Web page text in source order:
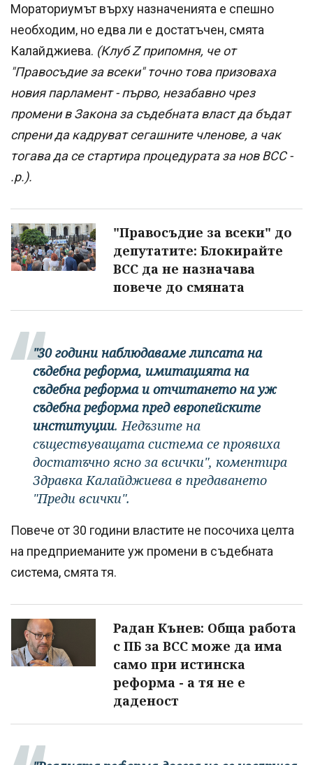
Мораториумът върху назначенията е спешно
необходим, но едва ли е достатъчен, смята
Калайджиева. (Клуб Z припомня, че от
"Правосъдие за всеки" точно това призоваха
новия парламент - първо, незабавно чрез
промени в Закона за съдебната власт да бъдат
спрени да кадруват сегашните членове, а чак
тогава да се стартира процедурата за нов ВСС -
.р.).
"Правосъдие за всеки" до
депутатите: Блокирайте
ВСС да не назначава
повече до смяната
"30 години наблюдаваме липсата на
съдебна реформа, имитацията на
съдебна реформа и отчитането на уж
съдебна реформа пред европейските
институции. Недъзите на
съществуващата система се проявиха
достатъчно ясно за всички", коментира
Здравка Калайджиева в предаването
"Преди всички".
Повече от 30 години властите не посочиха целта
на предприеманите уж промени в съдебната
система, смята тя.
Радан Кънев: Обща работа
с ПБ за ВСС може да има
само при истинска
реформа - а тя не е
даденост